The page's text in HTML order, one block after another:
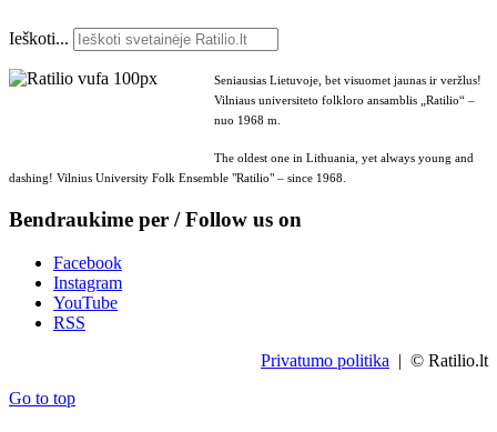
Ieškoti...
Seniausias Lietuvoje, bet visuomet jaunas ir veržlus!
Vilniaus universiteto folkloro ansamblis „Ratilio“ –
nuo 1968 m.
The oldest one in Lithuania, yet always young and
dashing! Vilnius University Folk Ensemble "Ratilio" – since 1968.
Bendraukime per / Follow us on
Facebook
Instagram
YouTube
RSS
Privatumo politika | © Ratilio.lt
Go to top